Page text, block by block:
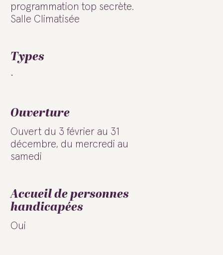
programmation top secrète.
Salle Climatisée
Types
Ouverture
Ouvert du 3 février au 31
décembre, du mercredi au
samedi
Accueil de personnes
handicapées
Oui